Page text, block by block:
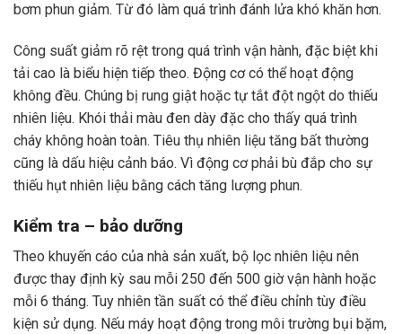
bơm phun giảm. Từ đó làm quá trình đánh lửa khó khăn hơn.
Công suất giảm rõ rệt trong quá trình vận hành, đặc biệt khi
tải cao là biểu hiện tiếp theo. Động cơ có thể hoạt động
không đều. Chúng bị rung giật hoặc tự tắt đột ngột do thiếu
nhiên liệu. Khói thải màu đen dày đặc cho thấy quá trình
cháy không hoàn toàn. Tiêu thụ nhiên liệu tăng bất thường
cũng là dấu hiệu cảnh báo. Vì động cơ phải bù đắp cho sự
thiếu hụt nhiên liệu bằng cách tăng lượng phun.
Kiểm tra – bảo dưỡng
Theo khuyến cáo của nhà sản xuất, bộ lọc nhiên liệu nên
được thay định kỳ sau mỗi 250 đến 500 giờ vận hành hoặc
mỗi 6 tháng. Tuy nhiên tần suất có thể điều chỉnh tùy điều
kiện sử dụng. Nếu máy hoạt động trong môi trường bụi bặm,